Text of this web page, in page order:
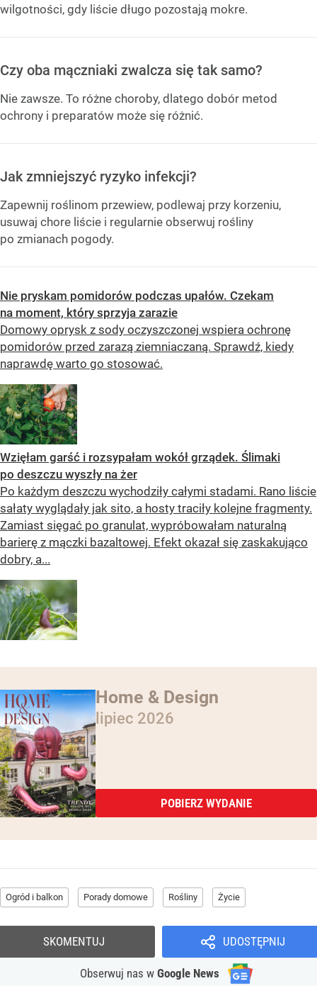
wilgotności, gdy liście długo pozostają mokre.
Czy oba mączniaki zwalcza się tak samo?
Nie zawsze. To różne choroby, dlatego dobór metod
ochrony i preparatów może się różnić.
Jak zmniejszyć ryzyko infekcji?
Zapewnij roślinom przewiew, podlewaj przy korzeniu,
usuwaj chore liście i regularnie obserwuj rośliny
po zmianach pogody.
Nie pryskam pomidorów podczas upałów. Czekam
na moment, który sprzyja zarazie
Domowy oprysk z sody oczyszczonej wspiera ochronę
pomidorów przed zarazą ziemniaczaną. Sprawdź, kiedy
naprawdę warto go stosować.
Wzięłam garść i rozsypałam wokół grządek. Ślimaki
po deszczu wyszły na żer
Po każdym deszczu wychodziły całymi stadami. Rano liście
sałaty wyglądały jak sito, a hosty traciły kolejne fragmenty.
Zamiast sięgać po granulat, wypróbowałam naturalną
barierę z mączki bazaltowej. Efekt okazał się zaskakująco
dobry, a...
Home & Design
lipiec 2026
POBIERZ WYDANIE
Ogród i balkon Porady domowe Rośliny Życie
UDOSTĘPNIJ
Obserwuj nas w Google News
SKOMENTUJ